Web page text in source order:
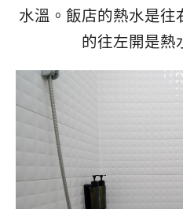
水溫。飯店的熱水是往
的往左開是熱